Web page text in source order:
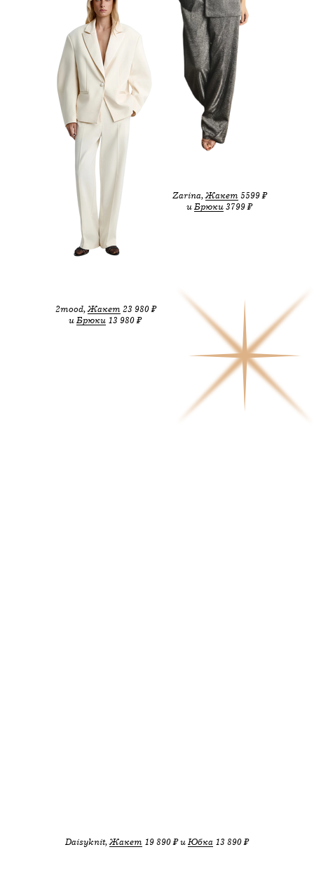
Zarina,Жакет5599 ₽
иБрюки3799 ₽
2mood,Жакет23 980 ₽
иБрюки13 980 ₽
Daisyknit,Жакет 19 890 ₽ иЮбка 13 890 ₽